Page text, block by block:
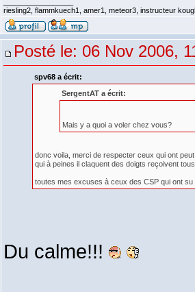
riesling2, flammkuech1, amer1, meteor3, instructeur
Posté le: 06 Nov 2006,
spv68 a écrit:
SergentAT a écrit:
Mais y a quoi a voler chez vous?
donc voila, merci de respecter ceux qui ont
qui à peines il claquent des doigts reçoivent
toutes mes excuses à ceux des CSP qui ont su
Du calme!!!